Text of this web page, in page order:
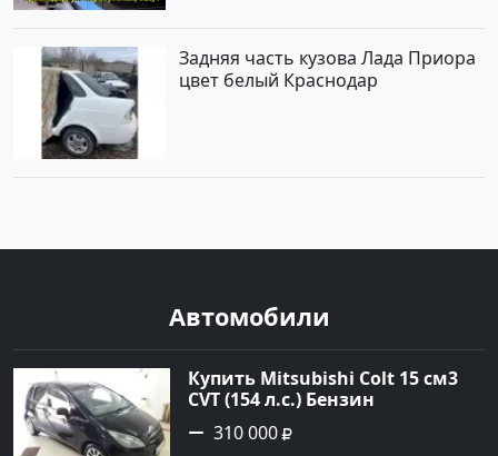
Задняя часть кузова Лада Приора
цвет белый Краснодар
Автомобили
Купить Mitsubishi Colt 15 см3
CVT (154 л.с.) Бензин
турбонаддув в Краснодар:
цвет Чёрный металик Хетчбэк
310 000